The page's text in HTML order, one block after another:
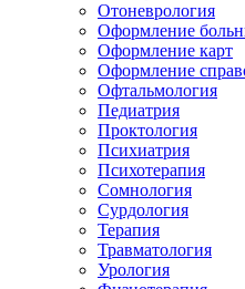
Отоневрология
Оформление
Оформление карт
Оформление
Офтальмология
Педиатрия
Проктология
Психиатрия
Психотерапия
Сомнология
Сурдология
Терапия
Травматология
Урология